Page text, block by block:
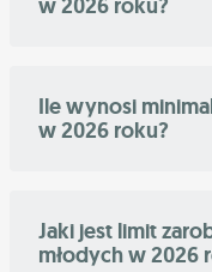
w 2026 roku?
Ile wynosi
w 2026 roku?
Jaki jest limit
młodych w 2026